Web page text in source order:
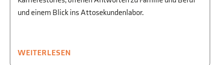
und einem Blick ins Attosekundenlabor.
WEITERLESEN